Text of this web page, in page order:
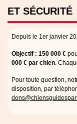
ET SÉCURITÉ
Depuis le 1er janvier
Objectif : 150 000 €
000 € par chien .
Pour toute question,
disposition, par